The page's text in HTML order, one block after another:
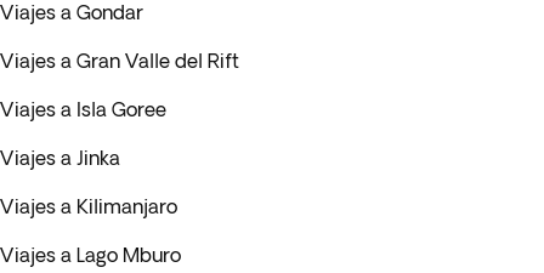
Viajes a Gondar
Viajes a Gran Valle del Rift
Viajes a Isla Goree
Viajes a Jinka
Viajes a Kilimanjaro
Viajes a Lago Mburo